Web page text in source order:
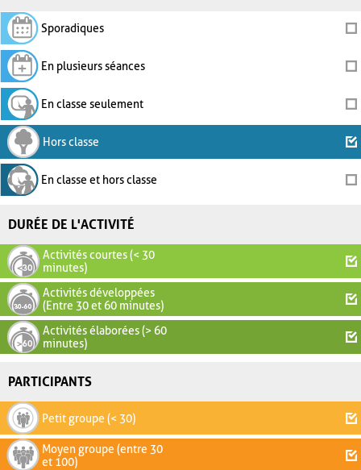
Sporadiques
En plusieurs séances
En classe seulement
Hors classe
En classe et hors classe
DURÉE DE L'ACTIVITÉ
Activités courtes (< 30
minutes)
Activités développées
(Entre 30 et 60 minutes)
Activités élaborées (> 60
minutes)
PARTICIPANTS
Petit groupe (< 30)
Moyen groupe (entre 30
et 100)